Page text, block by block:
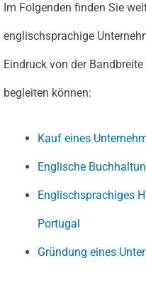
Im Folgenden finden Sie
englischsprachige
Eindruck von der
begleiten können:
Kauf eines
Englische
Englischsprachiges
Portugal
Gründung eines